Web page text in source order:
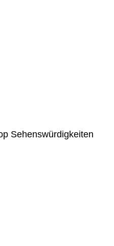
Sehenswürdigkeiten